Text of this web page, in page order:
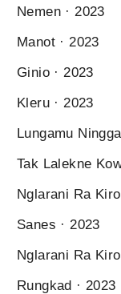
Nemen · 2023
Manot · 2023
Ginio · 2023
Kleru · 2023
Lungamu
Tak Lalekne
Nglarani Ra
Sanes · 2023
Nglarani Ra
Rungkad · 2023